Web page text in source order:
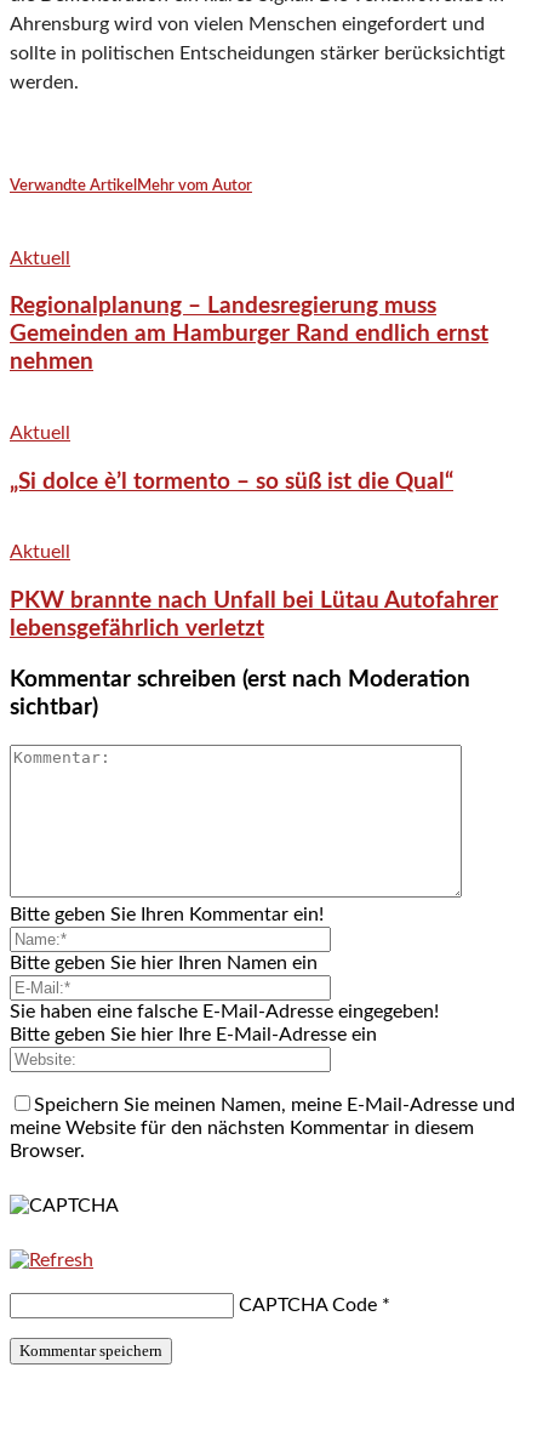
Ahrensburg wird von vielen Menschen eingefordert und
sollte in politischen Entscheidungen stärker berücksichtigt
werden.
Verwandte Artikel Mehr vom Autor
Aktuell
Regionalplanung – Landesregierung muss
Gemeinden am Hamburger Rand endlich ernst
nehmen
Aktuell
„Si dolce è’l tormento – so süß ist die Qual“
Aktuell
PKW brannte nach Unfall bei Lütau Autofahrer
lebensgefährlich verletzt
Kommentar schreiben (erst nach Moderation
sichtbar)
Bitte geben Sie Ihren Kommentar ein!
Bitte geben Sie hier Ihren Namen ein
Sie haben eine falsche E-Mail-Adresse eingegeben!
Bitte geben Sie hier Ihre E-Mail-Adresse ein
Speichern Sie meinen Namen, meine E-Mail-Adresse und
meine Website für den nächsten Kommentar in diesem
Browser.
CAPTCHA Code *